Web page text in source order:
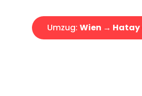
Umzug: Wien → Hatay